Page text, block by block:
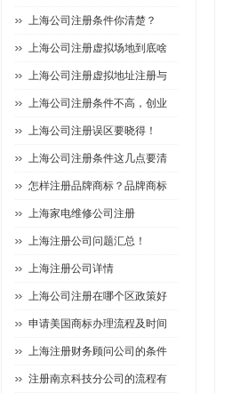
上海公司注册条件你清楚？
上海公司注册虚拟场地到底啥
上海公司注册虚拟地址注册与
上海公司注册条件不高，创业
上海公司注册误区要晓得！
上海公司注册条件这几点要清
怎样注册品牌商标？品牌商标
上海家电维修公司注册
上海注册公司问题汇总！
上海注册公司详情
上海公司注册在哪个区政策好
申请美国商标办理流程及时间
上海注册财务顾问公司的条件
注册南京科技分公司的流程有